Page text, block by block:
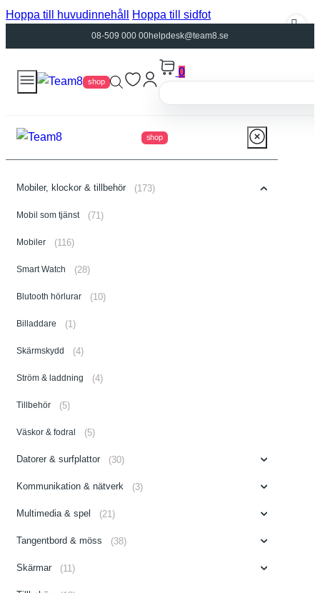
Hoppa till huvudinnehåll Hoppa till sidfot
08-509 000 00helpdesk@team8.se
shop
0
shop
Mobiler, klockor & tillbehör (173)
Mobil som tjänst (71)
Mobiler (116)
Smart Watch (28)
Blutooth hörlurar (10)
Billaddare (1)
Skärmskydd (4)
Ström & laddning (4)
Tillbehör (5)
Väskor & fodral (5)
Datorer & surfplattor (30)
Kommunikation & nätverk (3)
Multimedia & spel (21)
Tangentbord & möss (38)
Skärmar (11)